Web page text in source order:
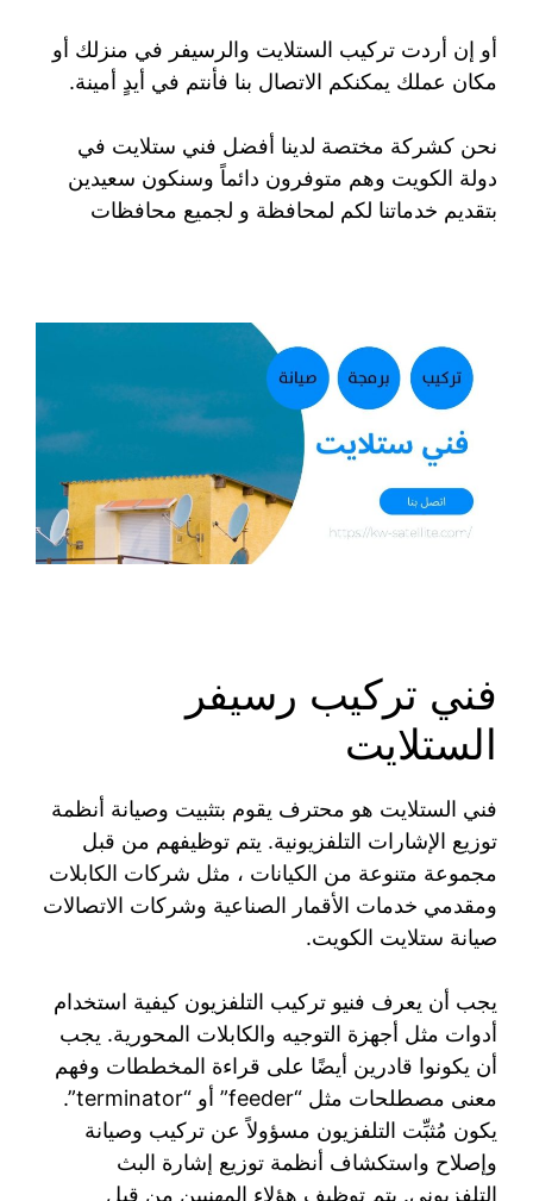
أو إن أردت تركيب الستلايت والرسيفر في منزلك أو
مكان عملك يمكنكم الاتصال بنا فأنتم في أيدٍ أمينة.
نحن كشركة مختصة لدينا أفضل فني ستلايت في
دولة الكويت وهم متوفرون دائماً وسنكون سعيدين
بتقديم خدماتنا لكم لمحافظة و لجميع محافظات
فني تركيب رسيفر
الستلايت
فني الستلايت هو محترف يقوم بتثبيت وصيانة أنظمة
توزيع الإشارات التلفزيونية. يتم توظيفهم من قبل
مجموعة متنوعة من الكيانات ، مثل شركات الكابلات
ومقدمي خدمات الأقمار الصناعية وشركات الاتصالات
صيانة ستلايت الكويت.
يجب أن يعرف فنيو تركيب التلفزيون كيفية استخدام
أدوات مثل أجهزة التوجيه والكابلات المحورية. يجب
أن يكونوا قادرين أيضًا على قراءة المخططات وفهم
معنى مصطلحات مثل “feeder” أو “terminator”.
يكون مُثبِّت التلفزيون مسؤولاً عن تركيب وصيانة
وإصلاح واستكشاف أنظمة توزيع إشارة البث
التلفزيوني. يتم توظيف هؤلاء المهنيين من قبل